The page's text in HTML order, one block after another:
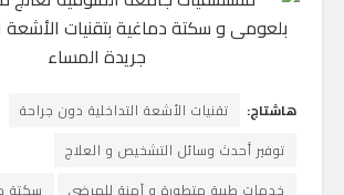
هاشتاج:
تقنيات الأشعة التداخلية دون جراحة
توفير أحدث وسائل التشخيص و العلاج
خدمات طبية متطورة و آمنة للمرضى
سكتة